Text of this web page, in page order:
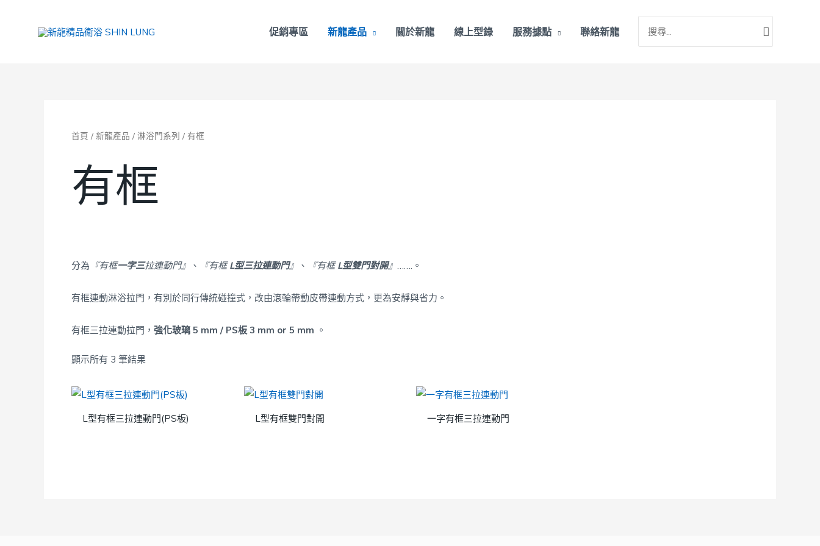
促銷專區 新龍產品 關於新龍 線上型錄 服務據點 聯絡新龍
尋：
首頁 / 新龍產品 / 淋浴門系列 / 有框
有框
分為 『有框一字三拉連動門』 、 『有框L型三拉連動門』 、 『有框L型雙門對開』 …….。
有框連動淋浴拉門，有別於同行傳統碰撞式，改由滾輪帶動皮帶連動方式，更為安靜與省力。
有框三拉連動拉門， 強化玻璃 5 mm / PS板 3 mm or 5 mm 。
顯示所有 3 筆結果
L型有框三拉連動門(PS板) L型有框雙門對開 一字有框三拉連動門